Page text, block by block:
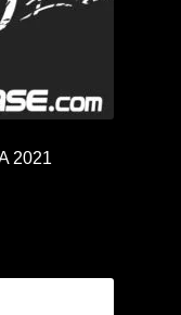
2021